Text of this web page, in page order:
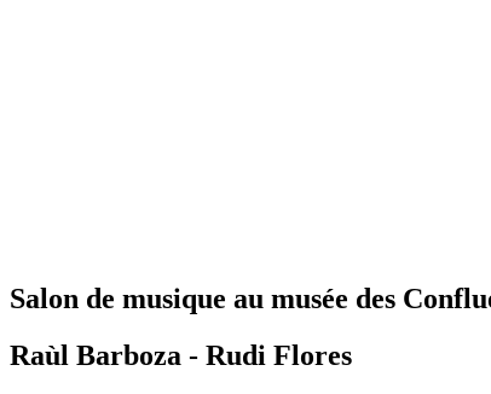
Salon de musique au musée des
Raùl Barboza - Rudi Flores